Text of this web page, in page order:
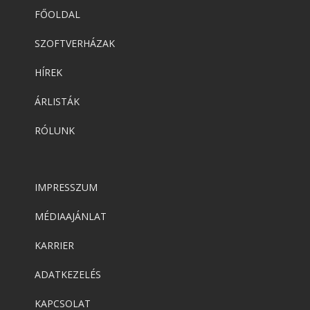
FŐOLDAL
SZOFTVERHÁZAK
HÍREK
ÁRLISTÁK
RÓLUNK
IMPRESSZUM
MÉDIAAJÁNLAT
KARRIER
ADATKEZELÉS
KAPCSOLAT